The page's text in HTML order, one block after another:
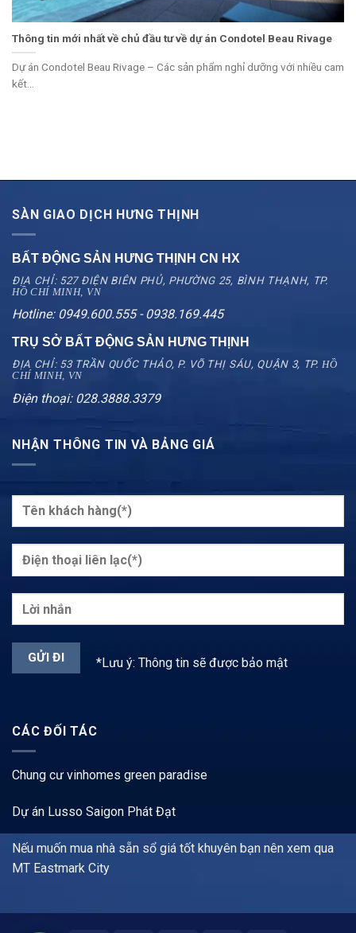
Thông tin mới nhất về chủ đầu tư về dự án Condotel Beau Rivage
Dự án Condotel Beau Rivage – Các sản phẩm nghỉ dưỡng với nhiều cam
kết...
SÀN GIAO DỊCH HƯNG THỊNH
BẤT ĐỘNG SẢN HƯNG THỊNH CN HX
ĐỊA CHỈ: 527 ĐIỆN BIÊN PHỦ, PHƯỜNG 25, BÌNH THẠNH, TP.
HỒ CHÍ MINH, VN
Hotline: 0949.600.555 - 0938.169.445
TRỤ SỞ BẤT ĐỘNG SẢN HƯNG THỊNH
ĐỊA CHỈ: 53 TRẦN QUỐC THẢO, P. VÕ THỊ SÁU, QUẬN 3, TP.HỒ
CHÍ MINH, VN
Điện thoại: 028.3888.3379
NHẬN THÔNG TIN VÀ BẢNG GIÁ
*Lưu ý: Thông tin sẽ được bảo mật
CÁC ĐỐI TÁC
Chung cư vinhomes green paradise
Dự án Lusso Saigon Phát Đạt
Nếu muốn mua nhà sẵn sổ giá tốt khuyên bạn nên xem qua
MT Eastmark City